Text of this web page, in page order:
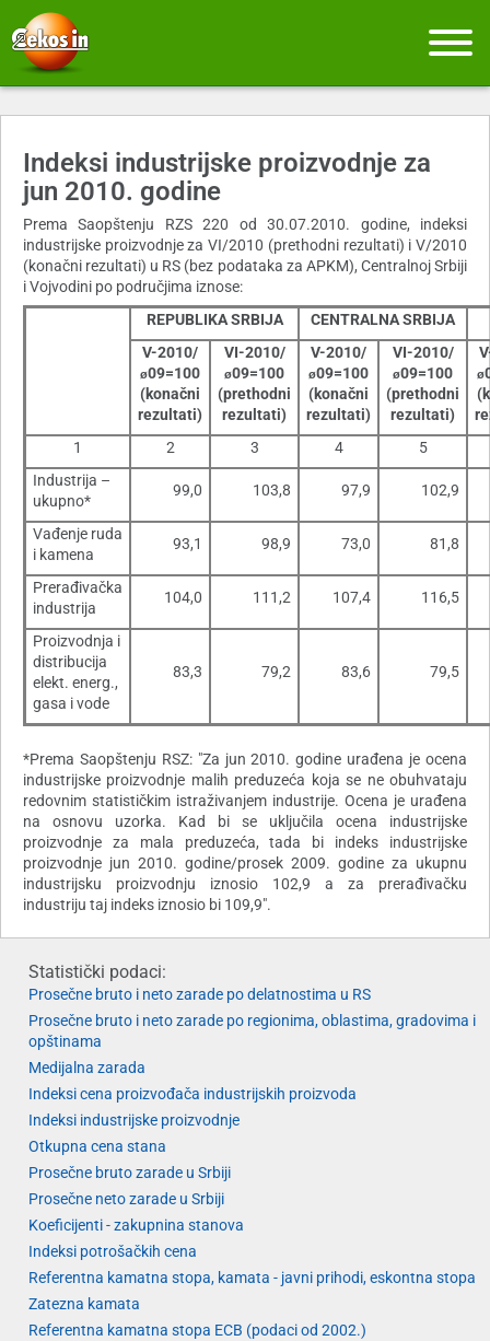
Indeksi industrijske proizvodnje za
jun 2010. godine
Prema Saopštenju RZS 220 od 30.07.2010. godine, indeksi
industrijske proizvodnje za VI/2010 (prethodni rezultati) i V/2010
(konačni rezultati) u RS (bez podataka za APKM), Centralnoj Srbiji
i Vojvodini po područjima iznose:
REPUBLIKA SRBIJA
CENTRALNA SRBIJA
V-2010/
ø09=100
(konačni
rezultati)
VI-2010/
ø09=100
(prethodni
rezultati)
V-2010/
ø09=100
(konačni
rezultati)
VI-2010/
ø09=100
(prethodni
rezultati)
ø
1
2 3 4
5
Industrija –
ukupno*
99,0 103,8 97,9 102,9
Vađenje ruda
i kamena
93,1 98,9 73,0 81,8
Prerađivačka
industrija
104,0 111,2 107,4 116,5
Proizvodnja i
distribucija
elekt. energ.,
gasa i vode
83,3 79,2 83,6 79,5
*Prema Saopštenju RSZ: "Za jun 2010. godine urađena je ocena
industrijske proizvodnje malih preduzeća koja se ne obuhvataju
redovnim statističkim istraživanjem industrije. Ocena je urađena
na osnovu uzorka. Kad bi se uključila ocena industrijske
proizvodnje za mala preduzeća, tada bi indeks industrijske
proizvodnje jun 2010. godine/prosek 2009. godine za ukupnu
industrijsku proizvodnju iznosio 102,9 a za prerađivačku
industriju taj indeks iznosio bi 109,9".
Statistički podaci:
Prosečne bruto i neto zarade po delatnostima u RS
Prosečne bruto i neto zarade po regionima, oblastima, gradovima i
opštinama
Medijalna zarada
Indeksi cena proizvođača industrijskih proizvoda
Indeksi industrijske proizvodnje
Otkupna cena stana
Prosečne bruto zarade u Srbiji
Prosečne neto zarade u Srbiji
Koeficijenti - zakupnina stanova
Indeksi potrošačkih cena
Referentna kamatna stopa, kamata - javni prihodi, eskontna stopa
Zatezna kamata
Referentna kamatna stopa ECB (podaci od 2002.)